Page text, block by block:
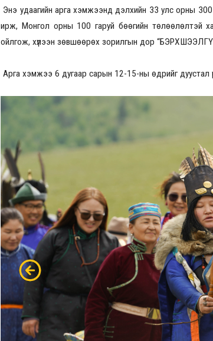
Энэ удаагийн арга хэмжээнд дэлхийн 33 улс орны
ирж, Монгол орны 100 гаруй бөөгийн төлөөлөлтэй
ойлгож, хүлээн зөвшөөрөх зорилгын дор
Арга хэмжээ 6 дугаар сарын 12-15-ны өдрийг дуустал